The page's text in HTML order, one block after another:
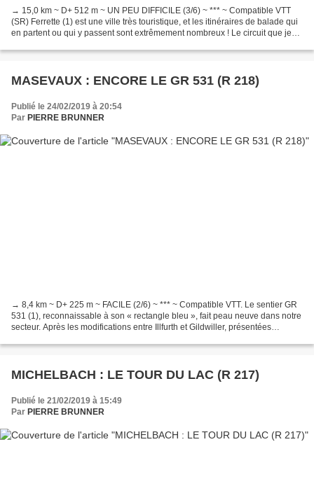
→ 15,0 km ~ D+ 512 m ~ UN PEU DIFFICILE (3/6) ~ *** ~ Compatible VTT
(SR) Ferrette (1) est une ville très touristique, et les itinéraires de balade qui
en partent ou qui y passent sont extrêmement nombreux ! Le circuit que je
MASEVAUX : ENCORE LE GR 531 (R 218)
Publié le 24/02/2019 à 20:54
Par PIERRE BRUNNER
→ 8,4 km ~ D+ 225 m ~ FACILE (2/6) ~ *** ~ Compatible VTT. Le sentier GR
531 (1), reconnaissable à son « rectangle bleu », fait peau neuve dans notre
secteur. Après les modifications entre Illfurth et Gildwiller, présentées
MICHELBACH : LE TOUR DU LAC (R 217)
Publié le 21/02/2019 à 15:49
Par PIERRE BRUNNER